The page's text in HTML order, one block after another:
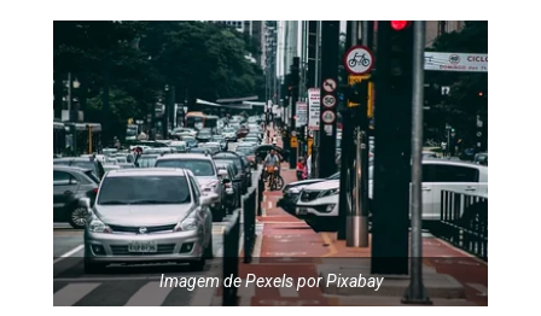
Imagem de Pexels por Pixabay